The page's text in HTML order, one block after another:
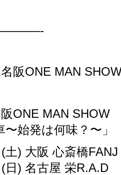
名阪ONE MAN
ONE MAN SHOW
〜始発は何味？〜」
土) 大阪 心斎橋FANJ
日) 名古屋 栄R.A.D